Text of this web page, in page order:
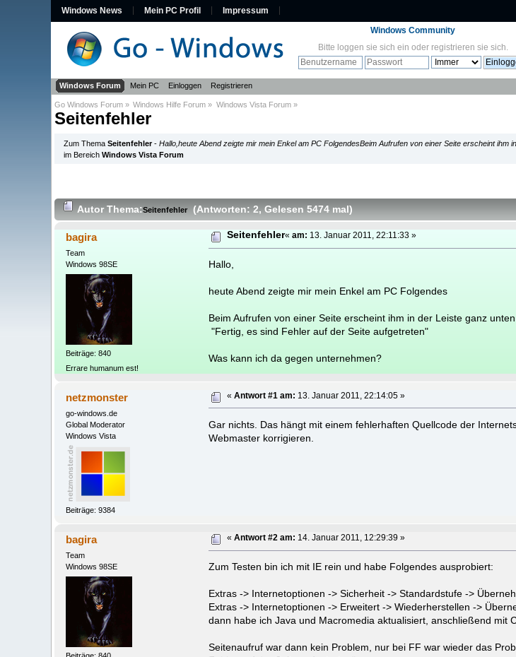
Windows News Mein PC Profil Impressum
Windows Community
Bitte loggen sie sich ein oder registrieren sie sich.
Windows Forum Mein PC Einloggen Registrieren
Go Windows Forum » Windows Hilfe Forum » Windows Vista Forum»
Seitenfehler
Zum ThemaSeitenfehler-Hallo,heute Abend zeigte mir mein Enkel am PC FolgendesBeim Aufrufen von einer Seite erscheint
im BereichWindows Vista Forum
AutorThema:Seitenfehler (Antworten: 2, Gelesen 5474 mal )
bagira
Team
Windows 98SE
Beiträge: 840
Errare humanum est!
Seitenfehler«am: 13. Januar 2011, 22:11:33 »
Hallo,
heute Abend zeigte mir mein Enkel am PC Folgendes
Beim Aufrufen von einer Seite erscheint ihm in der Leiste ganz
"Fertig, es sind Fehler auf der Seite aufgetreten"
Was kann ich da gegen unternehmen?
netzmonster
go-windows.de
Global Moderator
Windows Vista
Beiträge: 9384
«Antwort #1 am: 13. Januar 2011, 22:14:05 »
Gar nichts. Das hängt mit einem fehlerhaften Quellcode der
Webmaster korrigieren.
bagira
Team
Windows 98SE
Beiträge: 840
«Antwort #2 am: 14. Januar 2011, 12:29:39 »
Zum Testen bin ich mit IE rein und habe Folgendes ausprobiert:
Extras -> Internetoptionen -> Sicherheit -> Standardstufe ->
Extras -> Internetoptionen -> Erweitert -> Wiederherstellen ->
dann habe ich Java und Macromedia aktualisiert, anschließend mit
Seitenaufruf war dann kein Problem, nur bei FF war wieder das